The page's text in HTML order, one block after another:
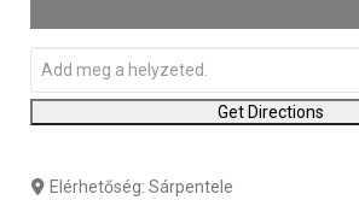
Elérhetőség: Sárpentele